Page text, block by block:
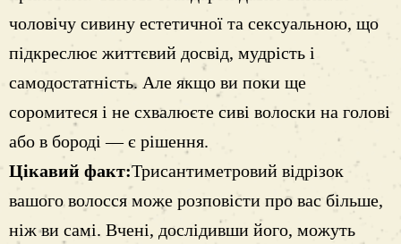
чоловічу сивину естетичної та сексуальною, що
підкреслює життєвий досвід, мудрість і
самодостатність. Але якщо ви поки ще
соромитеся і не схвалюєте сиві волоски на голові
або в бороді — є рішення.
Цікавий факт:Трисантиметровий відрізок
вашого волосся може розповісти про вас більше,
ніж ви самі. Вчені, дослідивши його, можуть